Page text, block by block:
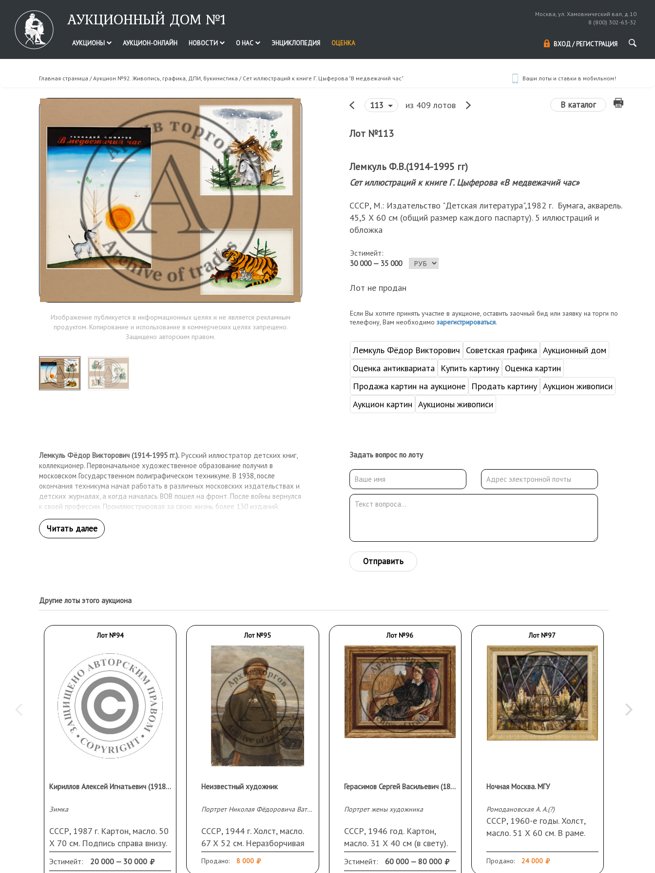
АУКЦИОННЫЙ ДОМ №1
Москва, ул. Хамовнический вал, д.10
8 (800) 302-63-32
АУКЦИОНЫ АУКЦИОН-ОНЛАЙН НОВОСТИ О НАС ЭНЦИКЛОПЕДИЯ ОЦЕНКА ВХОД / РЕГИСТРАЦИЯ
Главная страница /Аукцион №92. Живопись, графика, ДПИ, букинистика / Сет иллюстраций к книге Г. Цыферова "В медвежачий час" Ваши лоты и ставки в мобильном!
Изображение публикуется в информационных целях и не является рекламным
продуктом. Копирование и использование в коммерческих целях запрещено.
Защищено авторским правом.
113 из 409 лотов В каталог
Лот №113
Лемкуль Ф.В.(1914-1995 гг)
Сет иллюстраций к книге Г. Цыферова «В медвежачий час»
СССР, М.: Издательство "Детская литература",1982 г. Бумага, акварель.
45,5 Х 60 см (общий размер каждого паспарту). 5 иллюстраций и
обложка
Эстимейт:
30 000 — 35 000
Лот не продан
Если Вы хотите принять участие в аукционе, оставить заочный бид или заявку на торги по
телефону, Вам необходимо зарегистрироваться.
Лемкуль Фёдор Викторович Советская графика Аукционный дом
Оценка антиквариата
Купить картину Оценка картин
Продажа картин на аукционе
Продать картину Аукцион живописи
Аукцион картин Аукционы живописи
Лемкуль Фёдор Викторович (1914-1995 гг.). Русский иллюстратор детских книг,
коллекционер. Первоначальное художественное образование получил в
московском Государственном полиграфическом техникуме. В 1938, после
окончания техникума начал работать в различных московских издательствах и
детских журналах, а когда началась ВОВ пошел на фронт. После войны вернулся
к своей профессии. Проиллюстрировал за свою жизнь более 130 изданий.
Задать вопрос по лоту
Отправить
Другие лоты этого аукциона
Лот №94
Кириллов Алексей Игнатьевич (1918–1997)
Зимка
СССР, 1987 г. Картон, масло. 50
Х 70 см. Подпись справа внизу.
Небольшие повреждения по
краям
Эстимейт: 20 000 — 30 000
Лот №95
Неизвестный художник
Портрет Николая Фёдоровича Ватутина
СССР, 1944 г. Холст, масло.
67 Х 52 см. Неразборчивая
подпись и дата слева внизу.
Загрязнения, кракелюр,
Продано: 8 000
Лот №96
Герасимов Сергей Васильевич (1885–1964 гг.)
Портрет жены художника
СССР, 1946 год. Картон,
масло. 31 Х 40 см (в свету).
На обороте подтверждение
внучки художника. Рама,
Эстимейт: 60 000 — 80 000
Лот №97
Ночная Москва. МГУ
Ромодановская А. А.(?)
СССР, 1960-е годы. Холст,
масло. 51 Х 60 см. В раме.
Продано: 24 000